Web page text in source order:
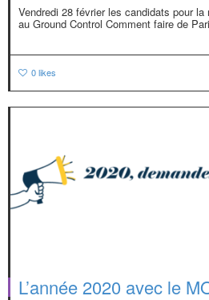
Vendredi 28 février les candidats pour
au Ground Control Comment faire de
0likes
L’année 2020 avec le